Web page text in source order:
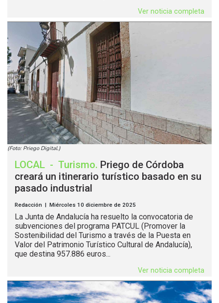
Ver noticia completa
(Foto: Priego Digital.)
LOCAL - Turismo. Priego de Córdoba
creará un itinerario turístico basado en su
pasado industrial
Redacción | Miércoles 10 diciembre de 2025
La Junta de Andalucía ha resuelto la convocatoria de
subvenciones del programa PATCUL (Promover la
Sostenibilidad del Turismo a través de la Puesta en
Valor del Patrimonio Turístico Cultural de Andalucía),
que destina 957.886 euros...
Ver noticia completa